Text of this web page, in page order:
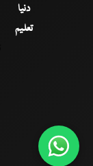
دنیا
تعلیم